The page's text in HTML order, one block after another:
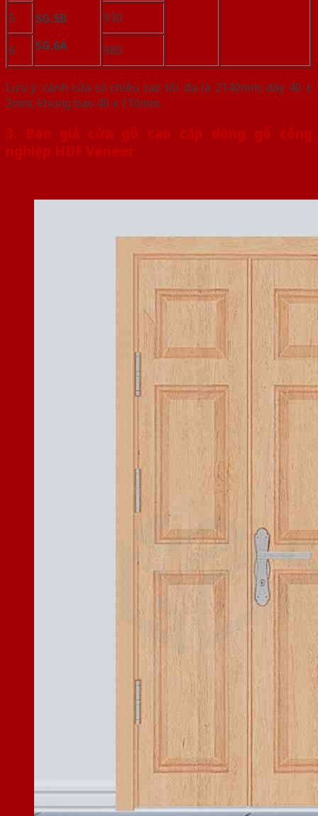
SG.5B
SG.6A
5 930
6 980
Lưu ý: cánh cửa có chiều cao tối đa là 2140mm; dày 40 ±
2mm; khung bao 40 x 110mm.
3. Báo giá cửa gỗ cao cấp dòng gỗ công
nghiệp HDF Veneer